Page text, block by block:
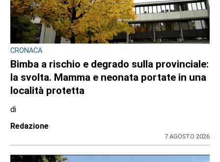
CRONACA
Bimba a rischio e degrado sulla provinciale:
la svolta. Mamma e neonata portate in una
località protetta
di
Redazione
7 AGOSTO 2026